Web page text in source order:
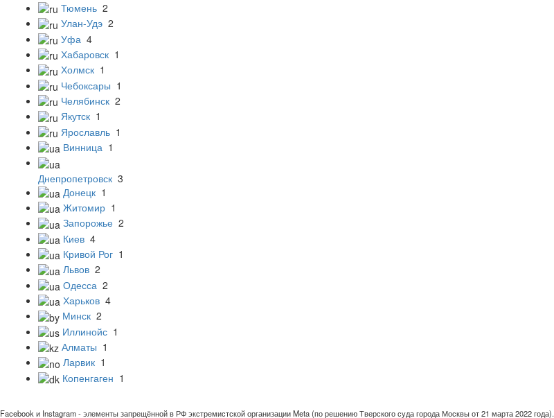
Тюмень 2
Улан-Удэ 2
Уфа 4
Хабаровск 1
Холмск 1
Чебоксары 1
Челябинск 2
Якутск 1
Ярославль 1
Винница 1
Днепропетровск 3
Донецк 1
Житомир 1
Запорожье 2
Киев 4
Кривой Рог 1
Львов 2
Одесса 2
Харьков 4
Минск 2
Иллинойс 1
Алматы 1
Ларвик 1
Копенгаген 1
Facebook и Instagram - элементы запрещённой в РФ экстремистской организации Meta (по решению Тверского суда города Москвы от 21 марта 2022 года).